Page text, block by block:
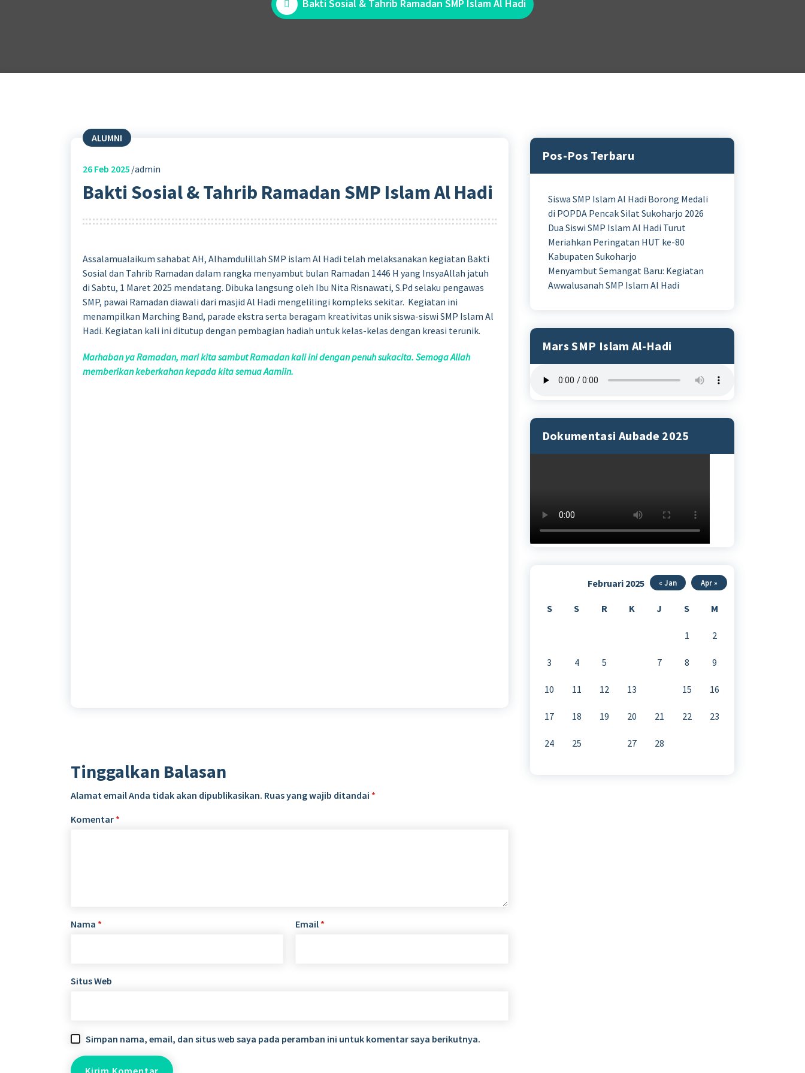
Bakti Sosial & Tahrib Ramadan SMP Islam Al Hadi
ALUMNI
26 Feb 2025 admin
Bakti Sosial & Tahrib Ramadan SMP Islam Al Hadi
Assalamualaikum sahabat AH, Alhamdulillah SMP islam Al Hadi telah melaksanakan kegiatan Bakti
Sosial dan Tahrib Ramadan dalam rangka menyambut bulan Ramadan 1446 H yang InsyaAllah jatuh
di Sabtu, 1 Maret 2025 mendatang. Dibuka langsung oleh Ibu Nita Risnawati, S.Pd selaku pengawas
SMP, pawai Ramadan diawali dari masjid Al Hadi mengelilingi kompleks sekitar. Kegiatan ini
menampilkan Marching Band, parade ekstra serta beragam kreativitas unik siswa-siswi SMP Islam Al
Hadi. Kegiatan kali ini ditutup dengan pembagian hadiah untuk kelas-kelas dengan kreasi terunik.
Marhaban ya Ramadan, mari kita sambut Ramadan kali ini dengan penuh sukacita. Semoga Allah
memberikan keberkahan kepada kita semua Aamiin.
Tinggalkan Balasan
Alamat email Anda tidak akan dipublikasikan. Ruas yang wajib ditandai *
Komentar *
Nama * Email *
Situs Web
Simpan nama, email, dan situs web saya pada peramban ini untuk komentar saya berikutnya.
Pos-Pos Terbaru
Siswa SMP Islam Al Hadi Borong Medali
di POPDA Pencak Silat Sukoharjo 2026
Dua Siswi SMP Islam Al Hadi Turut
Meriahkan Peringatan HUT ke-80
Kabupaten Sukoharjo
Menyambut Semangat Baru: Kegiatan
Awwalusanah SMP Islam Al Hadi
Mars SMP Islam Al-Hadi
Dokumentasi Aubade 2025
Februari 2025
S S R K J S M
1 2
3 4 5 7 8 9
10 11 12 13 15 16
17 18 19 20 21 22 23
24 25 27 28
« Jan Apr »